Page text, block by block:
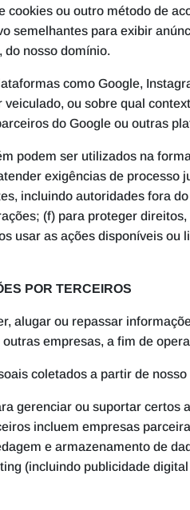
cookies ou outro método de
semelhantes para exibir
do nosso domínio.
como Google,
ou sobre qual
do Google ou outras
podem ser utilizados na
exigências de processo
incluindo autoridades fora
(f) para proteger
usar as ações disponíveis
POR TERCEIROS
alugar ou repassar
empresas, a fim de
coletados a partir de
gerenciar ou suportar certos
incluem empresas
e armazenamento de
(incluindo publicidade